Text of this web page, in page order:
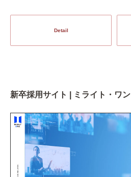
Detail
新卒採用サイト | ミライト・ワン